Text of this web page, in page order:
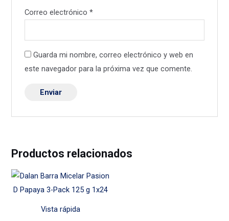
Correo electrónico *
Guarda mi nombre, correo electrónico y web en
este navegador para la próxima vez que comente.
Productos relacionados
Vista rápida